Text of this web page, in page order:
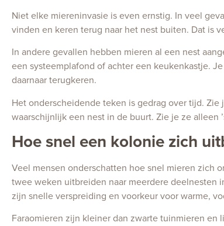
Niet elke miereninvasie is even ernstig. In veel
vinden en keren terug naar het nest buiten. Dat is
In andere gevallen hebben mieren al een nest
een systeemplafond of achter een keukenkastje.
daarnaar terugkeren.
Het onderscheidende teken is gedrag over tijd.
waarschijnlijk een nest in de buurt. Zie je ze alleen
Hoe snel een kolonie zich
Veel mensen onderschatten hoe snel mieren zich
twee weken uitbreiden naar meerdere deelnesten
zijn snelle verspreiding en voorkeur voor warme,
Faraomieren zijn kleiner dan zwarte tuinmieren